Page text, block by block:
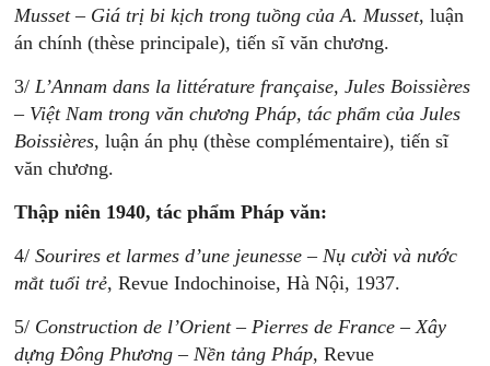
Musset – Giá trị bi kịch trong tuồng của A. Musset, luận
án chính (thèse principale), tiến sĩ văn chương.
3/ L’Annam dans la littérature française, Jules Boissières
– Việt Nam trong văn chương Pháp, tác phẩm của Jules
Boissières, luận án phụ (thèse complémentaire), tiến sĩ
văn chương.
Thập niên 1940, tác phẩm Pháp văn:
4/Sourires et larmes d’une jeunesse – Nụ cười và nước
mắt tuổi trẻ, Revue Indochinoise, Hà Nội, 1937.
5/ Construction de l’Orient – Pierres de France – Xây
dựng Đông Phương – Nền tảng Pháp, Revue